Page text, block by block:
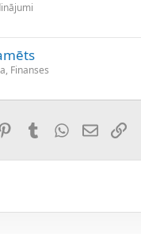
Finanses
PinterestTumblrWhatsApp
E-pasts